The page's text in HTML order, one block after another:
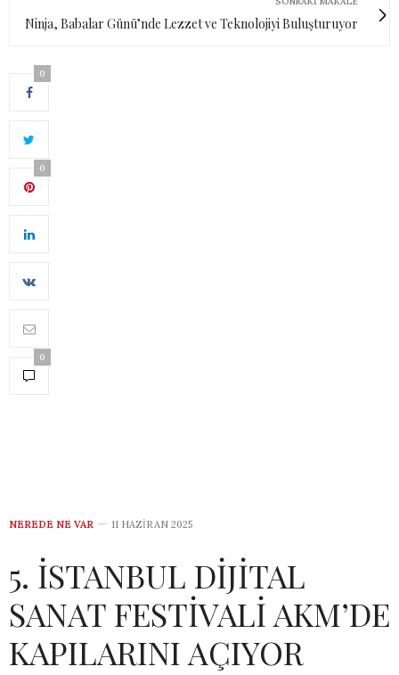
Ninja, Babalar Günü’nde Lezzet ve Teknolojiyi Buluşturuyor
0
0
0
NEREDE NE VAR 11 HAZIRAN 2025
5. İSTANBUL DİJİTAL
SANAT FESTİVALİ AKM’DE
KAPILARINI AÇIYOR